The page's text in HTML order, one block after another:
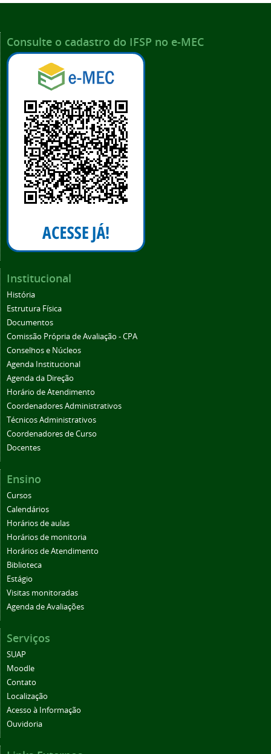
Consulte o cadastro do IFSP no e-MEC
Institucional
História
Estrutura Física
Documentos
Comissão Própria de Avaliação - CPA
Conselhos e Núcleos
Agenda Institucional
Agenda da Direção
Horário de Atendimento
Coordenadores Administrativos
Técnicos Administrativos
Coordenadores de Curso
Docentes
Ensino
Cursos
Calendários
Horários de aulas
Horários de monitoria
Horários de Atendimento
Biblioteca
Estágio
Visitas monitoradas
Agenda de Avaliações
Serviços
SUAP
Moodle
Contato
Localização
Acesso à Informação
Ouvidoria